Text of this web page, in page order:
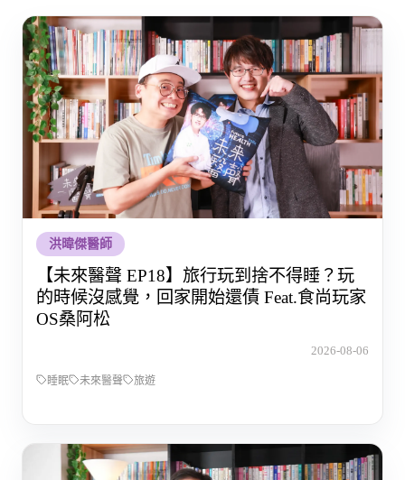
洪暐傑醫師
【未來醫聲 EP18】旅行玩到捨不得睡？玩
的時候沒感覺，回家開始還債 Feat.食尚玩家
OS桑阿松
2026-08-06
睡眠 未來醫聲 旅遊